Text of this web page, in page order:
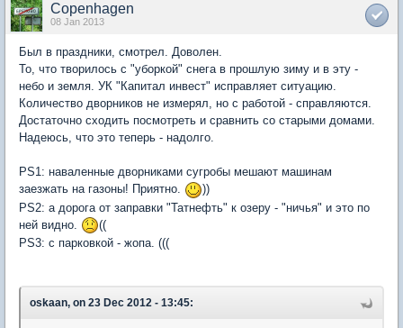
Copenhagen
08 Jan 2013
Был в праздники, смотрел. Доволен.
То, что творилось с "уборкой" снега в прошлую зиму и в эту -
небо и земля. УК "Капитал инвест" исправляет ситуацию.
Количество дворников не измерял, но с работой - справляются.
Достаточно сходить посмотреть и сравнить со старыми домами.
Надеюсь, что это теперь - надолго.
PS1: наваленные дворниками сугробы мешают машинам
заезжать на газоны! Приятно.
))
PS2: а дорога от заправки "Татнефть" к озеру - "ничья" и это по
ней видно.
((
PS3: с парковкой - жопа. (((
oskaan, on 23 Dec 2012 - 13:45: